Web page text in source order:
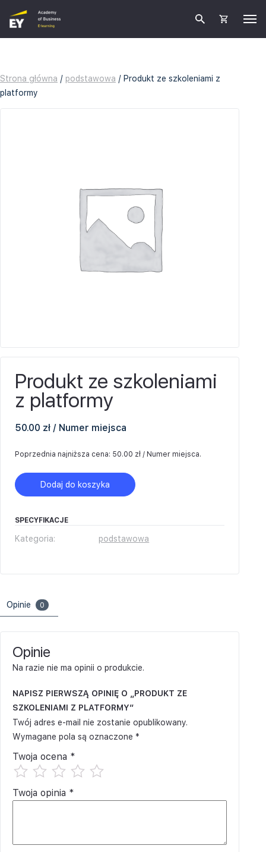
Strona główna / podstawowa / Produkt ze szkoleniami z
platformy
Produkt ze szkoleniami
z platformy
50.00 zł / Numer miejsca
Poprzednia najniższa cena: 50.00 zł / Numer miejsca.
Dodaj do koszyka
SPECYFIKACJE
Kategoria: podstawowa
Opinie 0
Opinie
Na razie nie ma opinii o produkcie.
NAPISZ PIERWSZĄ OPINIĘ O „PRODUKT ZE
SZKOLENIAMI Z PLATFORMY”
Twój adres e-mail nie zostanie opublikowany.
Wymagane pola są oznaczone *
Twoja ocena *
Twoja opinia *